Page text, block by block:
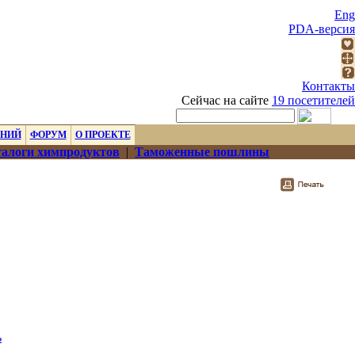
Eng
PDA-версия
Контакты
Сейчас на сайте 19 посетителей
ФОРУМ О ПРОЕКТЕ
химпродуктов | Таможенные пошлины